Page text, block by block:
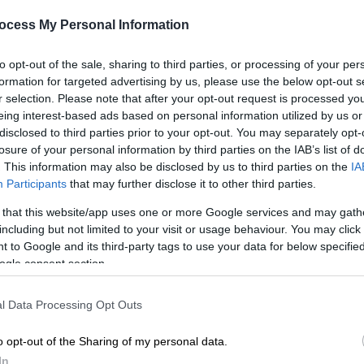
My Personal Information
opt-out of the sale, sharing to third parties, or processing of your
for targeted advertising by us, please use the below opt-out
selection. Please note that after your opt-out request is processed
interest-based ads based on personal information utilized by us
to third parties prior to your opt-out. You may separately
of your personal information by third parties on the IAB’s list of
This information may also be disclosed by us to third parties on the
Participants that may further disclose it to other third parties.
that this website/app uses one or more Google services and may
but not limited to your visit or usage behaviour. You may
to Google and its third-party tags to use your data for below
consent section.
Data Processing Opt Outs
opt-out of the Sharing of my personal data.
ύπαρξής της, τα μέλη της Κου Κλουξ Κλαν
διαπράττονταςτρομοκρατικές ενέργειες,
και τρομοκρατώντας τους Αμερικανούς
εκλογικά τους δικαιώματα.
έχουν αγωνιστεί ενάντια στην
δύο φορές την Κλαν, μία στα τέλη του
Ωστόσο, και τις δύο φορές η Κλαν έχει